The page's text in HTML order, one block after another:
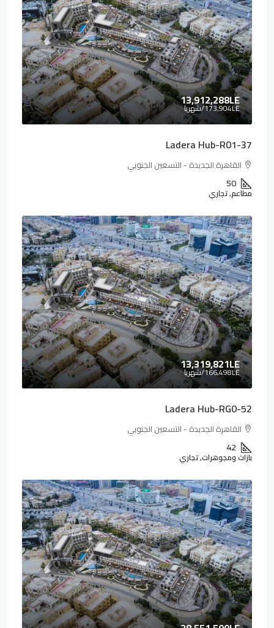
13,912,288LE
173,904LE/شهريا
Ladera Hub-R01-37
القاهرة الجديدة - التسعين الجنوبي
50
مطاعم, تجاري
13,319,821LE
166,498LE/شهريا
Ladera Hub-RG0-52
القاهرة الجديدة - التسعين الجنوبي
42
بازات ومجوهرات, تجاري